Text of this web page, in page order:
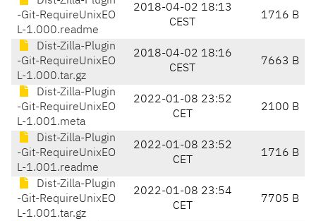
-Git-RequireUnixEO
L-1.000.readme
2018-04-02 18:13
CEST
1716 B
Dist-Zilla-Plugin
-Git-RequireUnixEO
L-1.000.tar.gz
2018-04-02 18:16
CEST
7663 B
Dist-Zilla-Plugin
-Git-RequireUnixEO
L-1.001.meta
2022-01-08 23:52
CET
2100 B
Dist-Zilla-Plugin
-Git-RequireUnixEO
L-1.001.readme
2022-01-08 23:52
CET
1716 B
Dist-Zilla-Plugin
-Git-RequireUnixEO
L-1.001.tar.gz
2022-01-08 23:54
CET
7705 B